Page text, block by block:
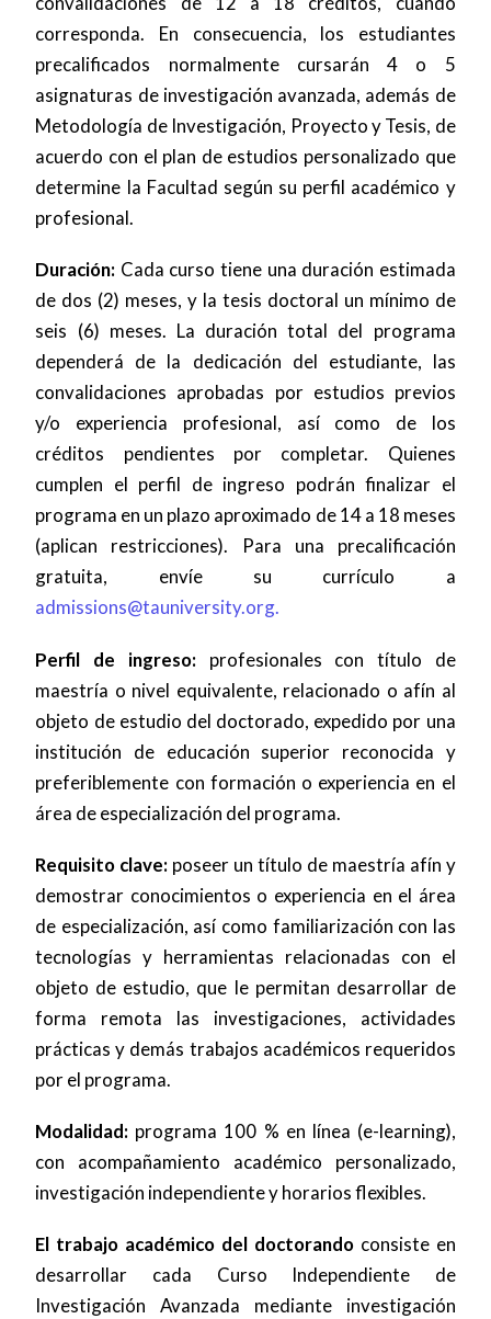
corresponda. En consecuencia, los estudiantes
precalificados normalmente cursarán 4 o 5
asignaturas de investigación avanzada, además de
Metodología de Investigación, Proyecto y Tesis, de
acuerdo con el plan de estudios personalizado que
determine la Facultad según su perfil académico y
profesional.
Duración: Cada curso tiene una duración estimada
de dos (2) meses, y la tesis doctoral un mínimo de
seis (6) meses. La duración total del programa
dependerá de la dedicación del estudiante, las
convalidaciones aprobadas por estudios previos
y/o experiencia profesional, así como de los
créditos pendientes por completar. Quienes
cumplen el perfil de ingreso podrán finalizar el
programa en un plazo aproximado de 14 a 18 meses
(aplican restricciones). Para una precalificación
gratuita, envíe su currículo a
admissions@tauniversity.org.
Perfil de ingreso:profesionales con título de
maestría o nivel equivalente, relacionado o afín al
objeto de estudio del doctorado, expedido por una
institución de educación superior reconocida y
preferiblemente con formación o experiencia en el
área de especialización del programa.
Requisito clave: poseer un título de maestría afín y
demostrar conocimientos o experiencia en el área
de especialización, así como familiarización con las
tecnologías y herramientas relacionadas con el
objeto de estudio, que le permitan desarrollar de
forma remota las investigaciones, actividades
prácticas y demás trabajos académicos requeridos
por el programa.
Modalidad: programa 100 % en línea (e-learning),
con acompañamiento académico personalizado,
investigación independiente y horarios flexibles.
El trabajo académico del doctorando consiste en
desarrollar cada Curso Independiente de
Investigación Avanzada mediante investigación